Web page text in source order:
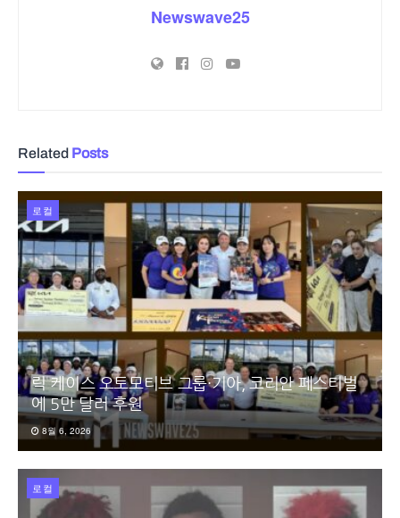
Newswave25
Related Posts
로컬
릭 케이스 오토모티브 그룹·기아, 코리안 페스티벌
에 5만 달러 후원
8월 6, 2026
로컬